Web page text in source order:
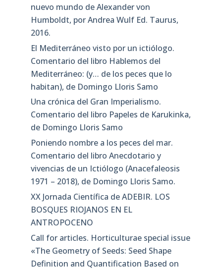
nuevo mundo de Alexander von
Humboldt, por Andrea Wulf Ed. Taurus,
2016.
El Mediterráneo visto por un ictiólogo.
Comentario del libro Hablemos del
Mediterráneo: (y… de los peces que lo
habitan), de Domingo Lloris Samo
Una crónica del Gran Imperialismo.
Comentario del libro Papeles de Karukinka,
de Domingo Lloris Samo
Poniendo nombre a los peces del mar.
Comentario del libro Anecdotario y
vivencias de un Ictiólogo (Anacefaleosis
1971 – 2018), de Domingo Lloris Samo.
XX Jornada Científica de ADEBIR. LOS
BOSQUES RIOJANOS EN EL
ANTROPOCENO
Call for articles. Horticulturae special issue
«The Geometry of Seeds: Seed Shape
Definition and Quantification Based on